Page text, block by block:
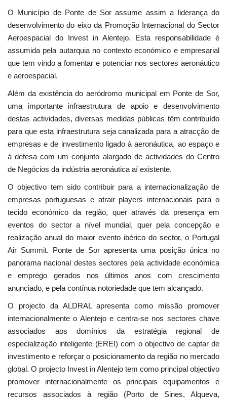
O Município de Ponte de Sor assume assim a liderança do
desenvolvimento do eixo da Promoção Internacional do Sector
Aeroespacial do Invest in Alentejo. Esta responsabilidade é
assumida pela autarquia no contexto económico e empresarial
que tem vindo a fomentar e potenciar nos sectores aeronáutico
e aeroespacial.
Além da existência do aeródromo municipal em Ponte de Sor,
uma importante infraestrutura de apoio e desenvolvimento
destas actividades, diversas medidas públicas têm contribuído
para que esta infraestrutura seja canalizada para a atracção de
empresas e de investimento ligado à aeronáutica, ao espaço e
à defesa com um conjunto alargado de actividades do Centro
de Negócios da indústria aeronáutica aí existente.
O objectivo tem sido contribuir para a internacionalização de
empresas portuguesas e atrair players internacionais para o
tecido económico da região, quer através da presença em
eventos do sector a nível mundial, quer pela concepção e
realização anual do maior evento ibérico do sector, o Portugal
Air Summit. Ponte de Sor apresenta uma posição única no
panorama nacional destes sectores pela actividade económica
e emprego gerados nos últimos anos com crescimento
anunciado, e pela contínua notoriedade que tem alcançado.
O projecto da ALDRAL apresenta como missão promover
internacionalmente o Alentejo e centra-se nos sectores chave
associados aos domínios da estratégia regional de
especialização inteligente (EREI) com o objectivo de captar de
investimento e reforçar o posicionamento da região no mercado
global. O projecto Invest in Alentejo tem como principal objectivo
promover internacionalmente os principais equipamentos e
recursos associados à região (Porto de Sines, Alqueva,